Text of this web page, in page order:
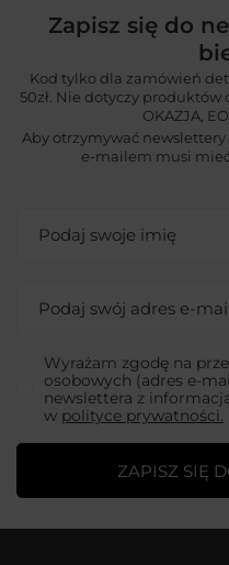
Zapisz się do
Kod tylko dla zamówień
50zł. Nie dotyczy produktów
OKAZJA,
Aby otrzymywać
e-mailem musi
Podaj swoje imię
Podaj swój adres e-
Wyrażam zgodę na
osobowych (adres e-
newslettera z
w polityce prywatności.
ZAPISZ SIĘ